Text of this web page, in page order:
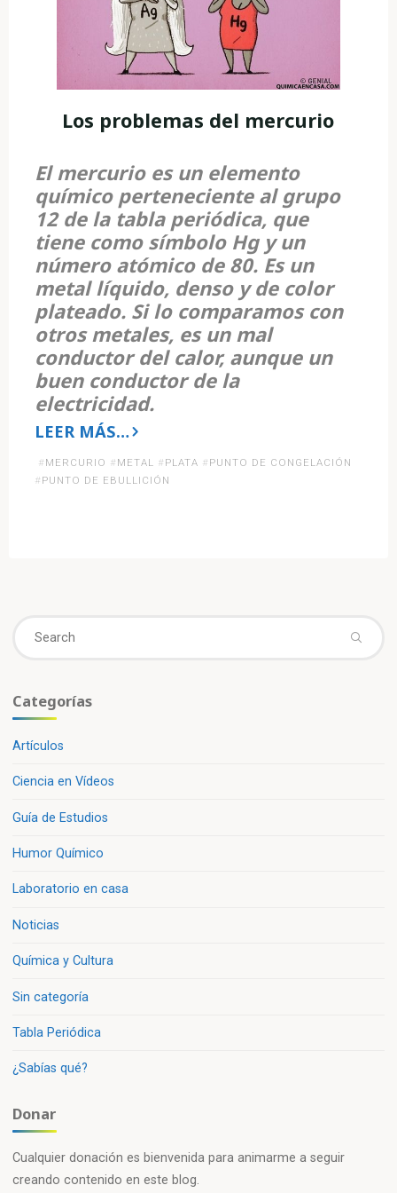
Los problemas del mercurio
Elmercurioes un elemento
químico perteneciente al grupo
12 de la tabla periódica, que
tiene como símbolo Hgy un
número atómico de 80. Es un
metal líquido, denso y de color
plateado. Si lo comparamos con
otros metales, es un mal
conductor del calor, aunque un
buen conductor de la
electricidad.​
LEER MÁS…
«Los
# MERCURIO # METAL # PLATA # PUNTO DE CONGELACIÓN
# PUNTO DE EBULLICIÓN
Categorías
Artículos
Ciencia en Vídeos
Guía de Estudios
Humor Químico
Laboratorio en casa
Noticias
Química y Cultura
Sin categoría
Tabla Periódica
¿Sabías qué?
Donar
Cualquier donación es bienvenida para animarme a seguir
creando contenido en este blog.